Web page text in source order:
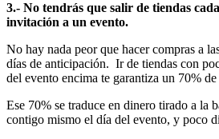
3.- No tendrás que salir de tiendas
invitación a un evento.
No hay nada peor que hacer compras a
días de anticipación. Ir de tiendas con
del evento encima te garantiza un 70%
Ese 70% se traduce en dinero tirado a la
contigo mismo el día del evento, y poco